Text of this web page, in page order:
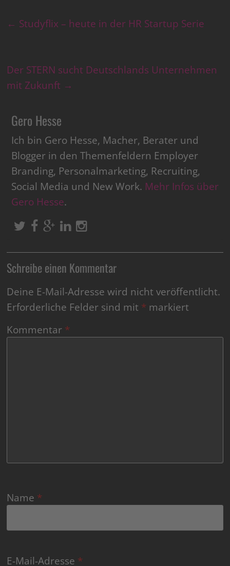
← Studyflix – heute in der HR Startup Serie
Der STERN sucht Deutschlands Unternehmen
mit Zukunft →
Gero Hesse
Ich bin Gero Hesse, Macher, Berater und
Blogger in den Themenfeldern Employer
Branding, Personalmarketing, Recruiting,
Social Media und New Work. Mehr Infos über
Gero Hesse.
Schreibe einen Kommentar
Deine E-Mail-Adresse wird nicht veröffentlicht.
Erforderliche Felder sind mit * markiert
Kommentar *
Name *
E-Mail-Adresse *